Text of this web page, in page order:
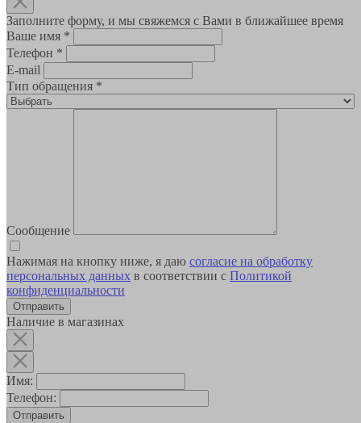
Заполните форму, и мы свяжемся с Вами в ближайшее время
Ваше имя *
Телефон *
E-mail
Тип обращения *
Сообщение
Нажимая на кнопку ниже, я даю согласие на обработку
персональных данных в соответствии с Политикой
конфиденциальности
Наличие в магазинах
Имя:
Телефон:
Отправить